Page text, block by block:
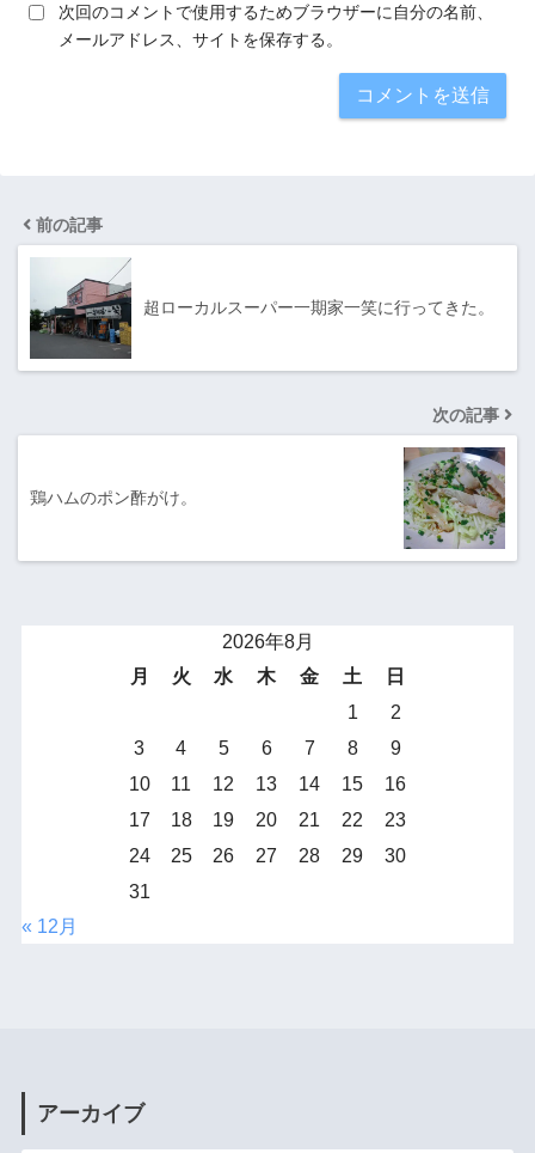
次回のコメントで使用するためブラウザーに自分の名前、
メールアドレス、サイトを保存する。
前の記事
超ローカルスーパー一期家一笑に行ってきた。
次の記事
鶏ハムのポン酢がけ。
2026年8月
月
火 水 木 金 土
日
1
2
3
4 5 6 7 8
9
10
11 12 13 14 15
16
17
18 19 20 21 22
23
24
25 26 27 28 29
30
31
« 12月
アーカイブ